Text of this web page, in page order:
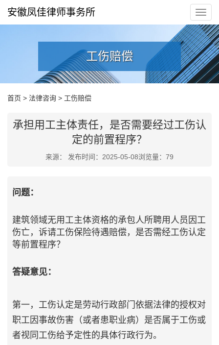
安徽凤佳律师事务所
工伤赔偿
首页 > 法律咨询 > 工伤赔偿
承担用工主体责任，是否需要经过工伤认
定的前置程序？
来源： 发布时间：2025-05-08浏览量： 79
问题：
建筑领域无用工主体资格的承包人所聘用人员因工
伤亡，诉请工伤保险待遇赔偿，是否需经工伤认定
等前置程序？
答疑意见：
第一，工伤认定是劳动行政部门依据法律的授权对
职工因事故伤害（或者患职业病）是否属于工伤或
者视同工伤给予定性的具体行政行为。